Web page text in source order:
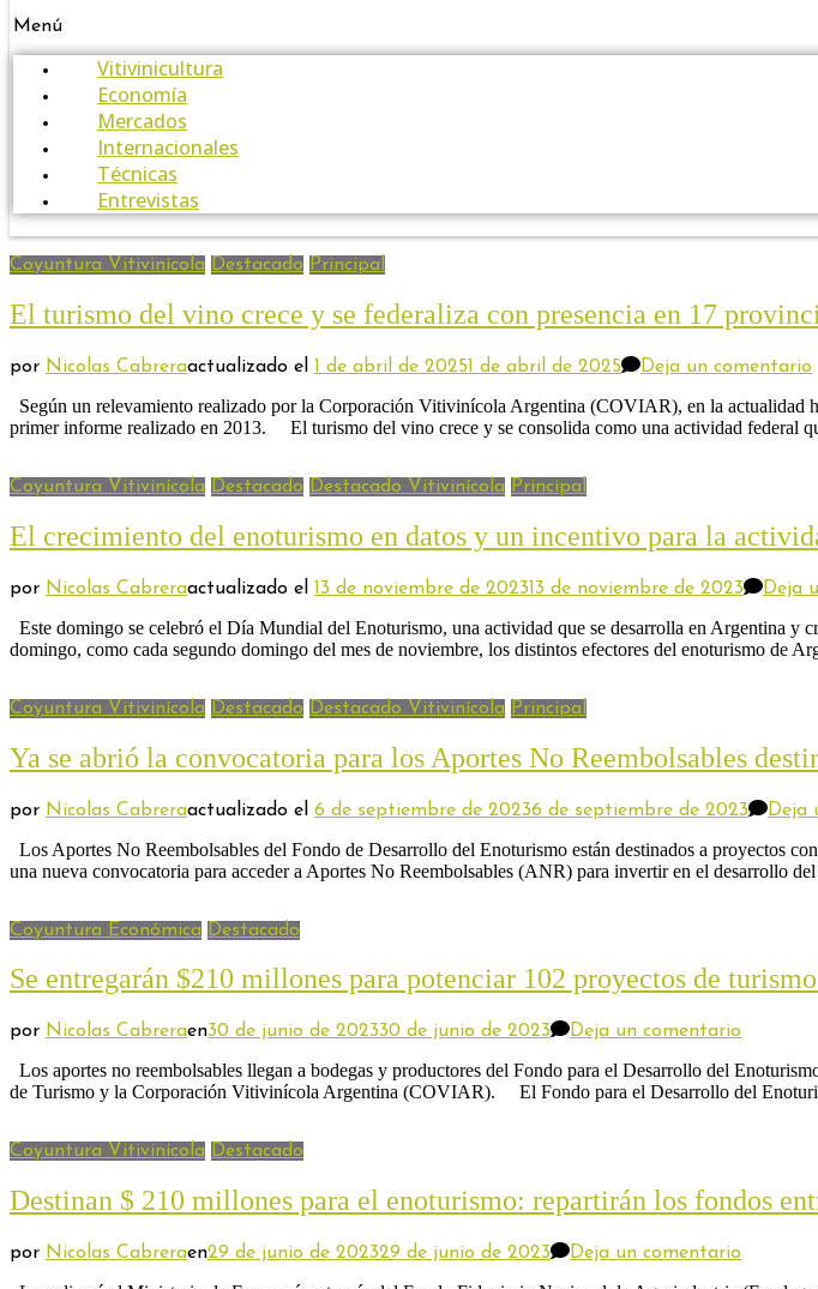
Menú
Vitivinicultura
Economía
Mercados
Internacionales
Técnicas
Entrevistas
Coyuntura Vitivinícola Destacado Principal
El turismo del vino crece y se federaliza con presencia en 17
por Nicolas Cabreraactualizado el 1 de abril de 20251 de abril de 2025 Deja un comentario
Según un relevamiento realizado por la Corporación Vitivinícola Argentina (COVIAR), en la actualidad
primer informe realizado en 2013. El turismo del vino crece y se consolida como una actividad federal
Coyuntura Vitivinícola Destacado Destacado Vitivinícola Principal
El crecimiento del enoturismo en datos y un incentivo para la
por Nicolas Cabreraactualizado el 13 de noviembre de 202313 de noviembre de 2023 Deja
Este domingo se celebró el Día Mundial del Enoturismo, una actividad que se desarrolla en Argentina
domingo, como cada segundo domingo del mes de noviembre, los distintos efectores del enoturismo de
Coyuntura Vitivinícola Destacado Destacado Vitivinícola Principal
Ya se abrió la convocatoria para los Aportes No Reembolsables
por Nicolas Cabreraactualizado el 6 de septiembre de 20236 de septiembre de 2023 Deja
Los Aportes No Reembolsables del Fondo de Desarrollo del Enoturismo están destinados a proyectos
una nueva convocatoria para acceder a Aportes No Reembolsables (ANR) para invertir en el desarrollo
Coyuntura Económica Destacado
Se entregarán $210 millones para potenciar 102 proyectos de
por Nicolas Cabreraen30 de junio de 202330 de junio de 2023 Deja un comentarioen
$210
millones
de
turismo
vino
Los aportes no reembolsables llegan a bodegas y productores del Fondo para el Desarrollo del
de Turismo y la Corporación Vitivinícola Argentina (COVIAR). El Fondo para el Desarrollo del
Coyuntura Vitivinícola Destacado
Destinan $ 210 millones para el enoturismo: repartirán los fondos
por Nicolas Cabreraen29 de junio de 202329 de junio de 2023 Deja un comentarioen